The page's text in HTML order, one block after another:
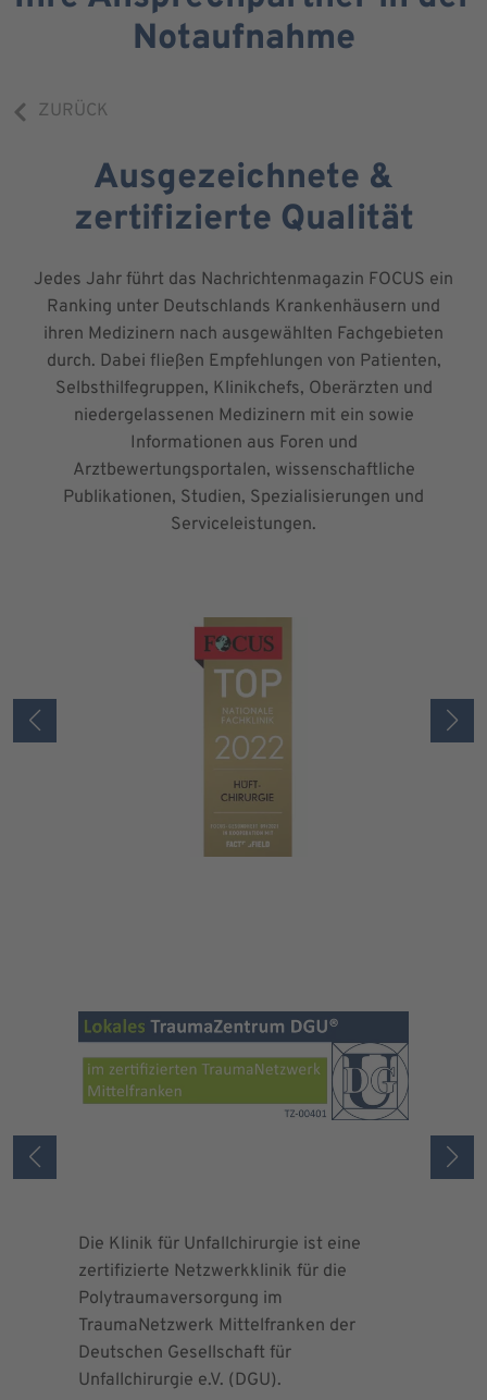
Notaufnahme
ZURÜCK
Ausgezeichnete &
zertifizierte Qualität
Jedes Jahr führt das Nachrichtenmagazin FOCUS ein
Ranking unter Deutschlands Krankenhäusern und
ihren Medizinern nach ausgewählten Fachgebieten
durch. Dabei fließen Empfehlungen von Patienten,
Selbsthilfegruppen, Klinikchefs, Oberärzten und
niedergelassenen Medizinern mit ein sowie
Informationen aus Foren und
Arztbewertungsportalen, wissenschaftliche
Publikationen, Studien, Spezialisierungen und
Serviceleistungen.
Die Klinik für Unfallchirurgie ist eine
zertifizierte Netzwerkklinik für die
Polytraumaversorgung im
TraumaNetzwerk Mittelfranken der
Deutschen Gesellschaft für
Unfallchirurgie e.V. (DGU).